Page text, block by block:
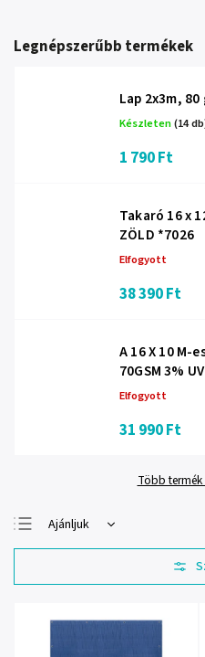
Legnépszerűbb termékek
Lap 2x3m,
Készleten(14
1 790 Ft
Takaró 16 x
ZÖLD *7026
Elfogyott
38 390 Ft
A 16 X 10 M-
70GSM 3%
Elfogyott
31 990 Ft
Több termék
Ajánljuk
Legolcsóbb elöl
Legdrágább
termékek
ABC szerint